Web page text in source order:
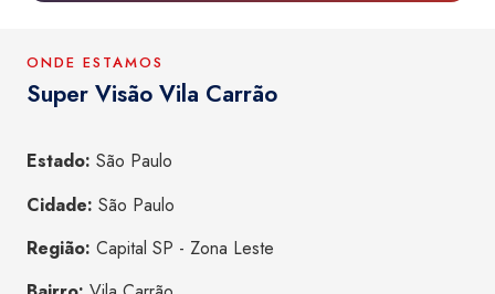
ONDE ESTAMOS
Super Visão Vila Carrão
Estado: São Paulo
Cidade: São Paulo
Região: Capital SP - Zona Leste